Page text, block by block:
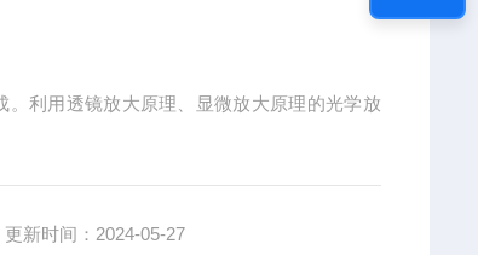
利用透镜放大原理、显微放大原理的光学放
更新时间：2024-05-27